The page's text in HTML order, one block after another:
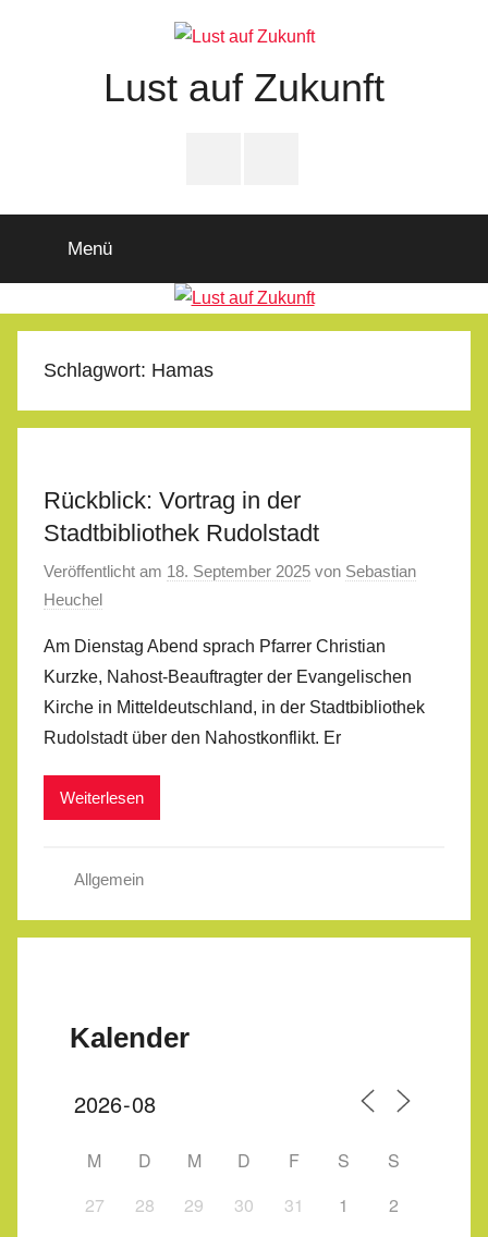
Lust auf Zukunft
Menü
Schlagwort: Hamas
Rückblick: Vortrag in der
Stadtbibliothek Rudolstadt
Veröffentlicht am 18. September 2025 von Sebastian
Heuchel
Am Dienstag Abend sprach Pfarrer Christian
Kurzke, Nahost-Beauftragter der Evangelischen
Kirche in Mitteldeutschland, in der Stadtbibliothek
Rudolstadt über den Nahostkonflikt. Er
Weiterlesen
Allgemein
Kalender
M D M D F S
S
27
28 29 30 31 1
2